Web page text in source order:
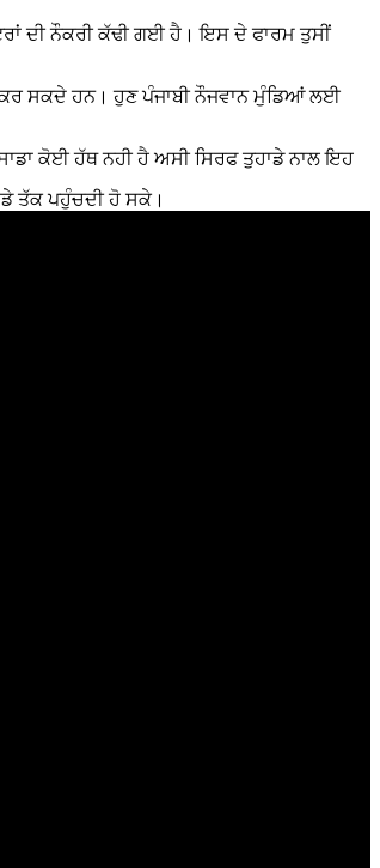
ਦੀ ਨੌਕਰੀ ਕੱਢੀ ਗਈ ਹੈ। ਇਸ ਦੇ ਫਾਰਮ ਤੁਸੀਂ
ਸਕਦੇ ਹਨ। ਹੁਣ ਪੰਜਾਬੀ ਨੌਜਵਾਨ ਮੁੰਡਿਆਂ ਲਈ
ਕੋਈ ਹੱਥ ਨਹੀ ਹੈ ਅਸੀ ਸਿਰਫ ਤੁਹਾਡੇ ਨਾਲ ਇਹ
ਤੱਕ ਪਹੁੰਚਦੀ ਹੋ ਸਕੇ।